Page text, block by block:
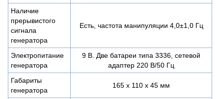
Наличие
прерывистого
сигнала
генератора
Есть, частота манипуляции 4,0±1,0 Гц
Электропитание
генератора
9 В. Две батареи типа 3336, сетевой
адаптер 220 В/50 Гц
Габариты
генератора
165 x 110 x 45 мм